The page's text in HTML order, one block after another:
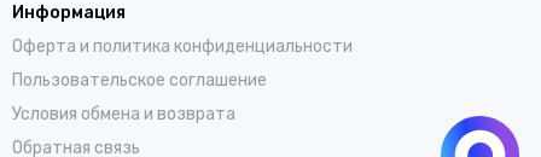
Информация
Оферта и политика конфиденциальности
Пользовательское соглашение
Условия обмена и возврата
Обратная связь